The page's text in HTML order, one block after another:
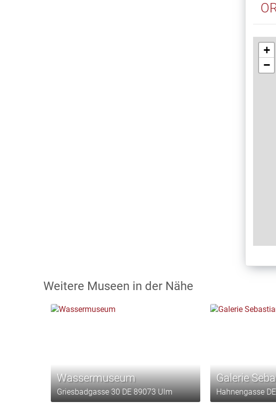
+
−
Weitere Museen in der Nähe
Wassermuseum
Griesbadgasse 30 DE 89073 Ulm
Galerie
Hahnengasse